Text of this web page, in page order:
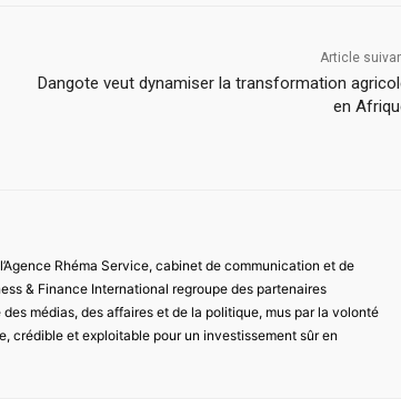
Article
Dangote veut dynamiser la transformation
en
Rhéma Service, cabinet de communication et de
& Finance International regroupe des partenaires
médias, des affaires et de la politique, mus par la volonté
crédible et exploitable pour un investissement sûr en